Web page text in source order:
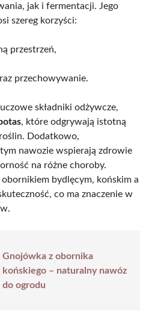
jak i fermentacji. Jego
szereg korzyści:
przestrzeń,
przechowywanie.
składniki odżywcze,
, które odgrywają istotną
Dodatkowo,
nawozie wspierają zdrowie
na różne choroby.
obornikiem bydlęcym, końskim a
co ma znaczenie w
Gnojówka z obornika
końskiego – naturalny nawóz
do ogrodu